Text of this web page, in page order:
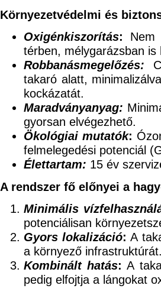
Környezetvédelmi és
Oxigénkiszorítás: Nem
térben, mélygarázsban
Robbanásmegelőzés:
takaró alatt,
kockázatát.
Maradványanyag:
gyorsan elvégezhető.
Ökológiai mutatók:
felmelegedési potenciál
Élettartam: 15 év
A rendszer fő előnyei a
Minimális
potenciálisan
Gyors lokalizáció: A
a környező
Kombinált hatás: A
pedig elfojtja a lángokat